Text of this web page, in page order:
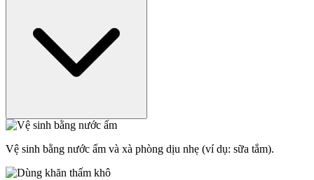
Vệ sinh bằng nước ấm và xà phòng dịu nhẹ (ví dụ: sữa tắm).